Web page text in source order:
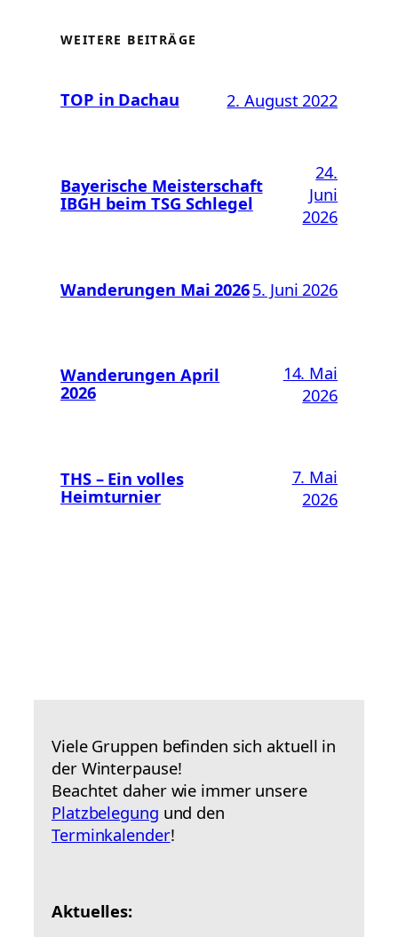
WEITERE BEITRÄGE
TOP in Dachau 2. August 2022
Bayerische Meisterschaft
IBGH beim TSG Schlegel
24.
Juni
2026
Wanderungen Mai 20265. Juni 2026
Wanderungen April
2026
14. Mai
2026
THS – Ein volles
Heimturnier
7. Mai
2026
Viele Gruppen befinden sich aktuell in
der Winterpause!
Beachtet daher wie immer unsere
Platzbelegung und den
Terminkalender!
Aktuelles: